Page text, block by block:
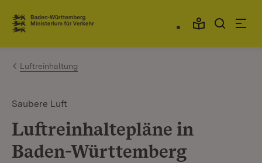
Zum Inhalt springen
Link zur Startseite
Luftreinhaltung
Saubere Luft
Luftreinhaltepläne in
Baden-Württemberg